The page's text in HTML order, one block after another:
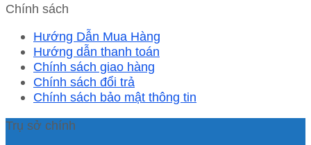
Chính sách
Hướng Dẫn Mua Hàng
Hướng dẫn thanh toán
Chính sách giao hàng
Chính sách đổi trả
Chính sách bảo mật thông tin
Trụ sở chính